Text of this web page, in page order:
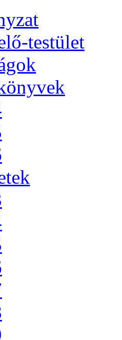
testület